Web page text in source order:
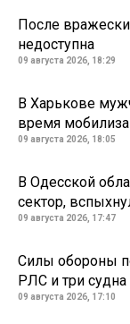
После
недоступна
09 августа 2026, 18:29
В Харькове
время
09 августа 2026, 18:05
В Одесской
сектор,
09 августа 2026, 17:47
Силы обороны
РЛС и три судна
09 августа 2026, 17:10